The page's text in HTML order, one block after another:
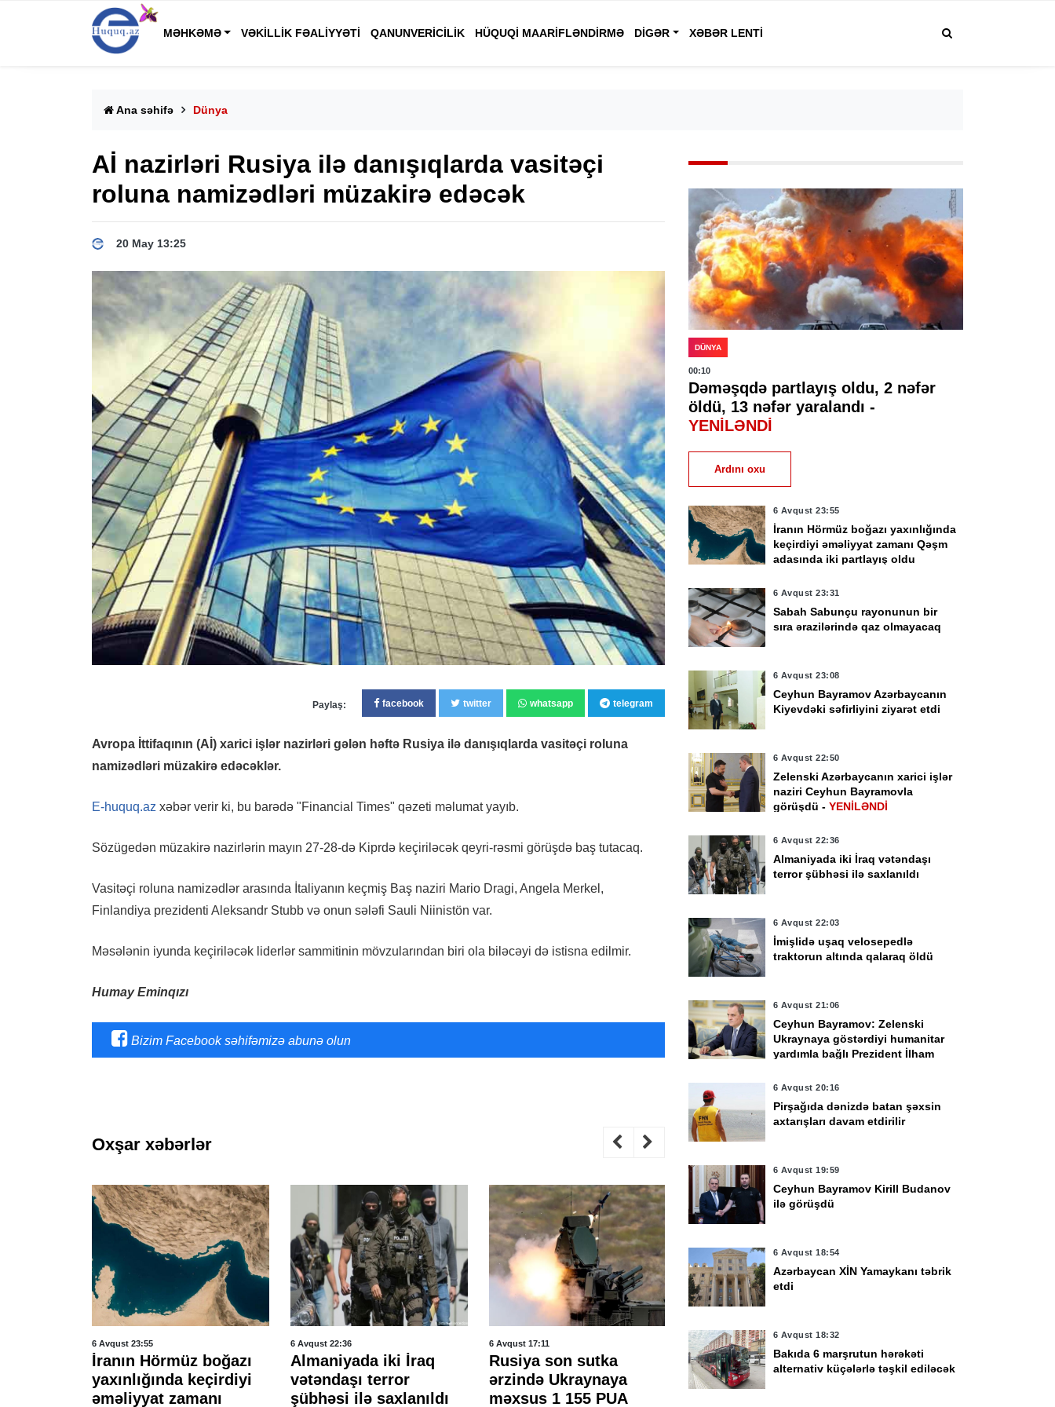
MƏHKƏMƏ VƏKILLIK FƏALIYYƏTI QANUNVERICILIK HÜQUQI MAARIFLƏNDIRMƏ DIGƏR XƏBƏR LENTI
Ana səhifə Dünya
Aİ nazirləri Rusiya ilə danışıqlarda vasitəçi
roluna namizədləri müzakirə edəcək
20 May 13:25
Paylaş: facebook twitter whatsapp telegram
Avropa İttifaqının (Aİ) xarici işlər nazirləri gələn həftə Rusiya ilə danışıqlarda vasitəçi roluna
namizədləri müzakirə edəcəklər.
E-huquq.az xəbər verir ki, bu barədə "Financial Times" qəzeti məlumat yayıb.
Sözügedən müzakirə nazirlərin mayın 27-28-də Kiprdə keçiriləcək qeyri-rəsmi görüşdə baş tutacaq.
Vasitəçi roluna namizədlər arasında İtaliyanın keçmiş Baş naziri Mario Dragi, Angela Merkel,
Finlandiya prezidenti Aleksandr Stubb və onun sələfi Sauli Niinistön var.
Məsələnin iyunda keçiriləcək liderlər sammitinin mövzularından biri ola biləcəyi də istisna edilmir.
Humay Eminqızı
Bizim Facebook səhifəmizə abunə olun
Oxşar xəbərlər
6 Avqust 23:55
İranın Hörmüz boğazı
yaxınlığında keçirdiyi
əməliyyat zamanı
6 Avqust 22:36
Almaniyada iki İraq
vətəndaşı terror
şübhəsi ilə saxlanıldı
6 Avqust 17:11
Rusiya son sutka
ərzində Ukraynaya
məxsus 1 155 PUA
6 Avqust 15:58
Kursk vilayətinə
müdaxiləyə görə 470-
Rusiyada sürücü
avtomobili piyadaların
DÜNYA
00:10
Dəməşqdə partlayış oldu, 2 nəfər
öldü, 13 nəfər yaralandı -
YENİLƏNDİ
Ardını oxu
6 Avqust 23:55
İranın Hörmüz boğazı yaxınlığında
keçirdiyi əməliyyat zamanı Qəşm
adasında iki partlayış oldu
6 Avqust 23:31
Sabah Sabunçu rayonunun bir
sıra ərazilərində qaz olmayacaq
6 Avqust 23:08
Ceyhun Bayramov Azərbaycanın
Kiyevdəki səfirliyini ziyarət etdi
6 Avqust 22:50
Zelenski Azərbaycanın xarici işlər
naziri Ceyhun Bayramovla
görüşdü - YENİLƏNDİ
6 Avqust 22:36
Almaniyada iki İraq vətəndaşı
terror şübhəsi ilə saxlanıldı
6 Avqust 22:03
İmişlidə uşaq velosepedlə
traktorun altında qalaraq öldü
6 Avqust 21:06
Ceyhun Bayramov: Zelenski
Ukraynaya göstərdiyi humanitar
yardımla bağlı Prezident İlham
6 Avqust 20:16
Pirşağıda dənizdə batan şəxsin
axtarışları davam etdirilir
6 Avqust 19:59
Ceyhun Bayramov Kirill Budanov
ilə görüşdü
6 Avqust 18:54
Azərbaycan XİN Yamaykanı təbrik
etdi
6 Avqust 18:32
Bakıda 6 marşrutun hərəkəti
alternativ küçələrlə təşkil ediləcək